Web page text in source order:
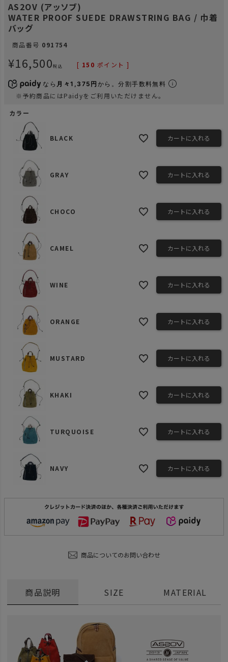
AS2OV (アッソブ)
WATER PROOF SUEDE DRAWSTRING BAG / 巾着
バッグ
商品番号 091754
¥16,500税込 [ 150 ポイント ]
なら 月々1,375円 から。分割手数料無料
※予約商品にはPaidyをご利用いただけません。
カラー
BLACK カートに入れる
GRAY カートに入れる
CHOCO カートに入れる
CAMEL カートに入れる
WINE カートに入れる
ORANGE カートに入れる
MUSTARD カートに入れる
KHAKI カートに入れる
TURQUOISE カートに入れる
NAVY カートに入れる
商品についてのお問い合わせ
商品説明 SIZE MATERIAL